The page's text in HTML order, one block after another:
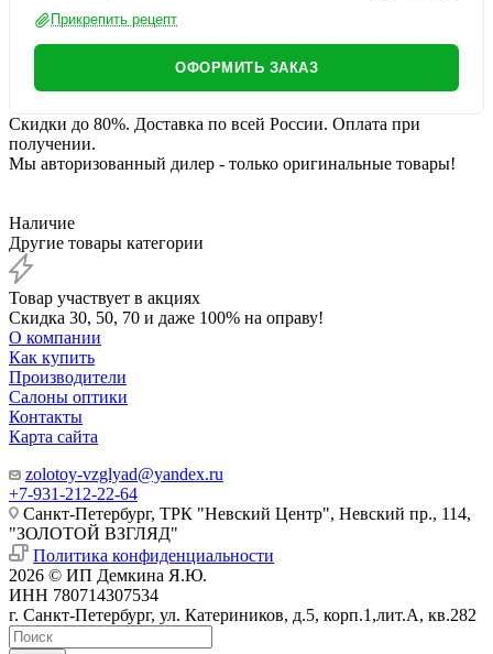
Прикрепить рецепт
ОФОРМИТЬ ЗАКАЗ
Скидки до 80%. Доставка по всей России. Оплата при
получении.
Мы авторизованный дилер - только оригинальные товары!
Наличие
Другие товары категории
Товар участвует в акциях
Скидка 30, 50, 70 и даже 100% на оправу!
О компании
Как купить
Производители
Салоны оптики
Контакты
Карта сайта
zolotoy-vzglyad@yandex.ru
+7-931-212-22-64
Санкт-Петербург, ТРК "Невский Центр", Невский пр., 114,
"ЗОЛОТОЙ ВЗГЛЯД"
Политика конфиденциальности
2026 © ИП Демкина Я.Ю.
ИНН 780714307534
г. Санкт-Петербург, ул. Катериников, д.5, корп.1,лит.А, кв.282